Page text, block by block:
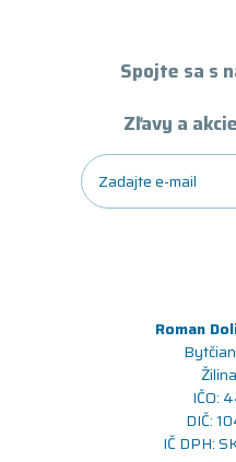
Spojte sa s
Zľavy a
Roman
IČO:
DIČ:
IČ DPH: